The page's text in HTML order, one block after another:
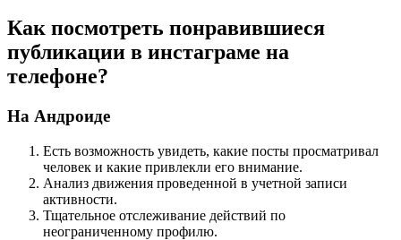
Как посмотреть понравившиеся
публикации в инстаграме на
телефоне?
На Андроиде
Есть возможность увидеть, какие посты просматривал
человек и какие привлекли его внимание.
Анализ движения проведенной в учетной записи
активности.
Тщательное отслеживание действий по
неограниченному профилю.